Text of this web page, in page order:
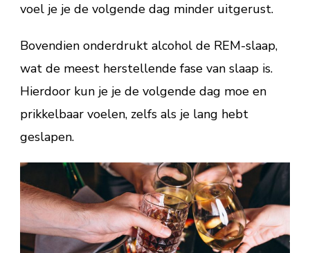
voel je je de volgende dag minder uitgerust.
Bovendien onderdrukt alcohol de REM-slaap,
wat de meest herstellende fase van slaap is.
Hierdoor kun je je de volgende dag moe en
prikkelbaar voelen, zelfs als je lang hebt
geslapen.